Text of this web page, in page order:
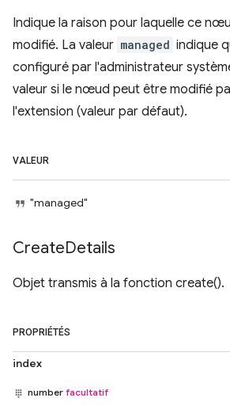
Indique la raison pour laquelle ce
modifié. La valeur managed indique
configuré par l'administrateur
valeur si le nœud peut être modifié
l'extension (valeur par défaut).
VALEUR
"managed"
CreateDetails
Objet transmis à la fonction create().
PROPRIÉTÉS
index
number facultatif